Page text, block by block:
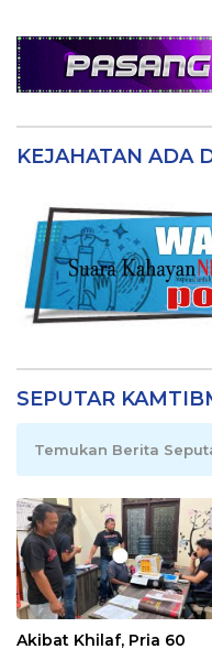
SPEACE
KEJAHATAN ADA
SEPUTAR
Temukan Berita
Akibat Khilaf, Pria 60